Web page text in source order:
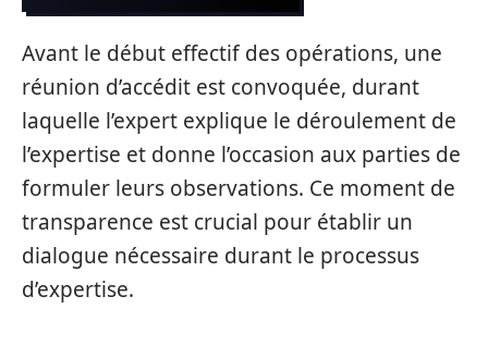
Avant le début effectif des opérations, une
réunion d’accédit est convoquée, durant
laquelle l’expert explique le déroulement de
l’expertise et donne l’occasion aux parties de
formuler leurs observations. Ce moment de
transparence est crucial pour établir un
dialogue nécessaire durant le processus
d’expertise.